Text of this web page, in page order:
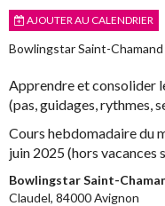
Infos pratiques
Annuaire
Album photos
Vidéos
AJOUTER AU CALENDRIER
Bowlingstar Saint-
Apprendre et consolider
(pas, guidages, rythmes,
Cours hebdomadaire du
juin 2025 (hors vacances
Bowlingstar Saint-
Claudel, 84000 Avignon